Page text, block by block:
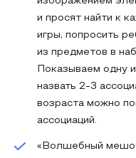
и просят найти к
игры, попросить
из предметов в
Показываем одну
назвать 2-3
возраста можно
ассоциаций.
«Волшебный